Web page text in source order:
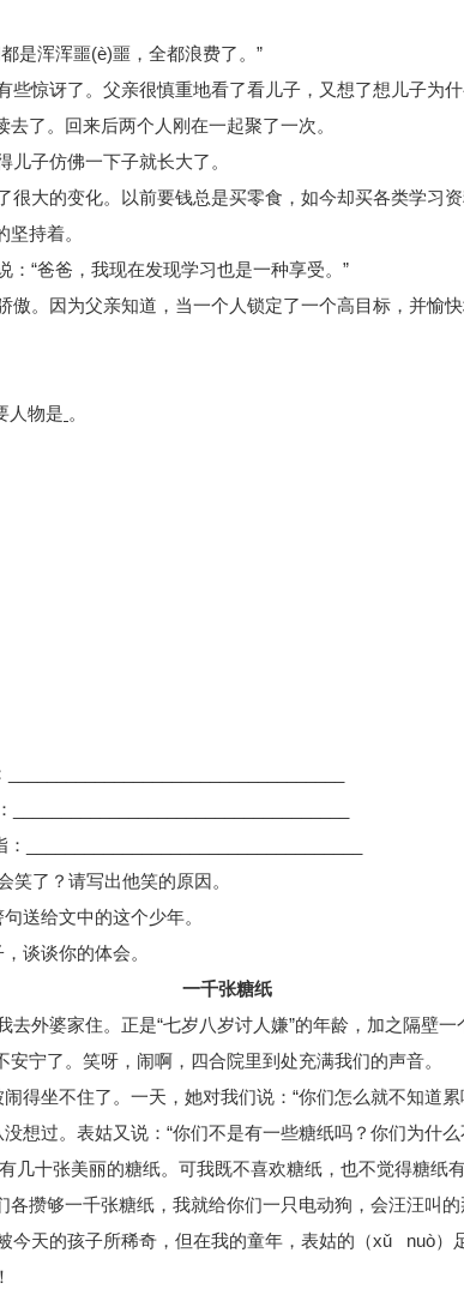
是浑浑噩(è)噩，全都浪费了。”
些惊讶了。父亲很慎重地看了看儿子，又想了想儿子为
了。回来后两个人刚在一起聚了一次。
子仿佛一下子就长大了。
很大的变化。以前要钱总是买零食，如今却买各类学习
持着。
： “爸爸，我现在发现学习也是一种享受。”
傲。因为父亲知道，当一个人锁定了一个高目标，并愉
人物是 。
笑了？请写出他笑的原因。
送给文中的这个少年。
谈谈你的体会。
一千张糖纸
外婆家住。正是“七岁八岁讨人嫌”的年龄，加之隔壁
宁了。笑呀，闹啊，四合院里到处充满我们的声音。
得坐不住了。一天，她对我们说：“你们怎么就不知道
没想过。表姑又说：“你们不是有一些糖纸吗？你们为什
几十张美丽的糖纸。可我既不喜欢糖纸，也不觉得糖纸
各攒够一千张糖纸，我就给你们一只电动狗，会汪汪叫的
今天的孩子所稀奇，但在我的童年，表姑的（xǔ nuò）